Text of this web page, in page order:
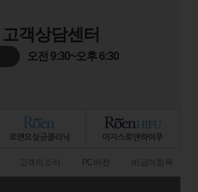
고객상담센터
오전 9:30~오후 6:30
고객의소리 PC버전 비급여항목